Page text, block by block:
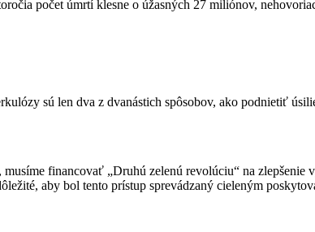
počet úmrtí klesne o úžasných 27 miliónov,
sú len dva z dvanástich spôsobov, ako podnietiť
financovať „Druhú zelenú revolúciu“ na
aby bol tento prístup sprevádzaný cieleným